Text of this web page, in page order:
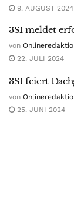
9. AUGUST 2024
3SI meldet
von
22. JULI 2024
3SI feiert
von
25. JUNI 2024